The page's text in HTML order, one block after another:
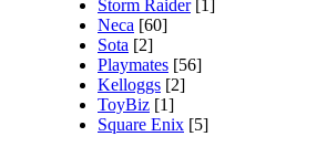
Storm Raider [1]
Neca [60]
Sota [2]
Playmates [56]
Kelloggs [2]
ToyBiz [1]
Square Enix [5]